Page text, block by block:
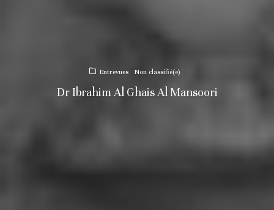
Entrevues Non classifié(e)
Dr Ibrahim Al Ghais Al Mansoori